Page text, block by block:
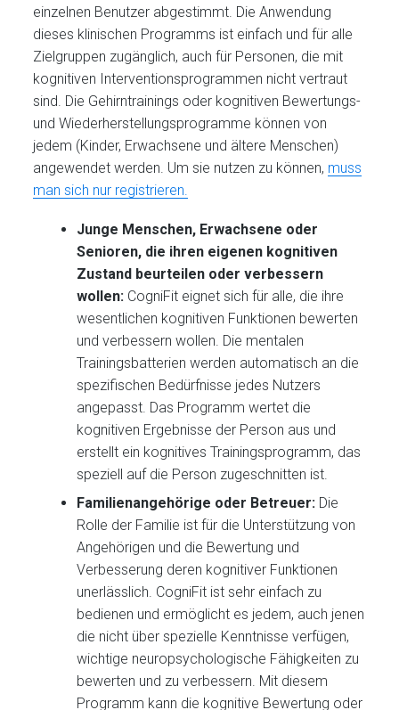
einzelnen Benutzer abgestimmt. Die Anwendung
dieses klinischen Programms ist einfach und für alle
Zielgruppen zugänglich, auch für Personen, die mit
kognitiven Interventionsprogrammen nicht vertraut
sind. Die Gehirntrainings oder kognitiven Bewertungs-
und Wiederherstellungsprogramme können von
jedem (Kinder, Erwachsene und ältere Menschen)
angewendet werden. Um sie nutzen zu können, muss
man sich nur registrieren.
Junge Menschen, Erwachsene oder
Senioren, die ihren eigenen kognitiven
Zustand beurteilen oder verbessern
wollen: CogniFit eignet sich für alle, die ihre
wesentlichen kognitiven Funktionen bewerten
und verbessern wollen. Die mentalen
Trainingsbatterien werden automatisch an die
spezifischen Bedürfnisse jedes Nutzers
angepasst. Das Programm wertet die
kognitiven Ergebnisse der Person aus und
erstellt ein kognitives Trainingsprogramm, das
speziell auf die Person zugeschnitten ist.
Familienangehörige oder Betreuer: Die
Rolle der Familie ist für die Unterstützung von
Angehörigen und die Bewertung und
Verbesserung deren kognitiver Funktionen
unerlässlich. CogniFit ist sehr einfach zu
bedienen und ermöglicht es jedem, auch jenen
die nicht über spezielle Kenntnisse verfügen,
wichtige neuropsychologische Fähigkeiten zu
bewerten und zu verbessern. Mit diesem
Programm kann die kognitive Bewertung oder